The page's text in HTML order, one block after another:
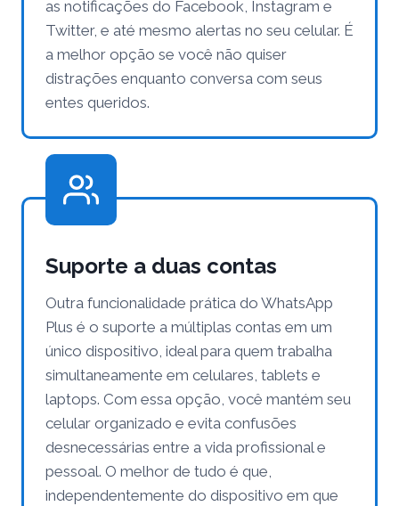
as notificações do Facebook, Instagram e
Twitter, e até mesmo alertas no seu celular. É
a melhor opção se você não quiser
distrações enquanto conversa com seus
entes queridos.
Suporte a duas contas
Outra funcionalidade prática do WhatsApp
Plus é o suporte a múltiplas contas em um
único dispositivo, ideal para quem trabalha
simultaneamente em celulares, tablets e
laptops. Com essa opção, você mantém seu
celular organizado e evita confusões
desnecessárias entre a vida profissional e
pessoal. O melhor de tudo é que,
independentemente do dispositivo em que